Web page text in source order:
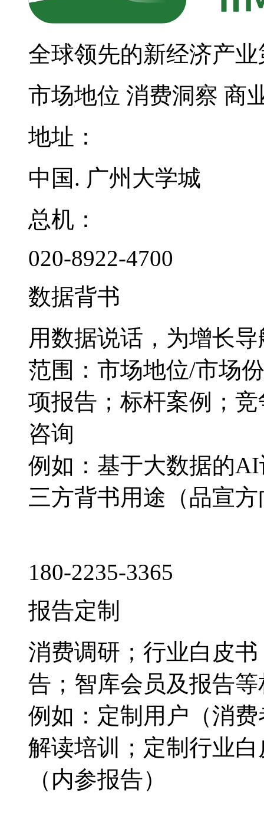
全球领先的新经济产
市场地位 消费洞察 商
地址：
中国. 广州大学城
总机：
020-8922-4700
数据背书
用数据说话，为增长导
范围：市场地位/市场
项报告；标杆案例；
咨询
例如：基于大数据的
三方背书用途（品宣
180-2235-3365
报告定制
消费调研；行业白皮
告；智库会员及报告
例如：定制用户（消
解读培训；定制行业
（内参报告）